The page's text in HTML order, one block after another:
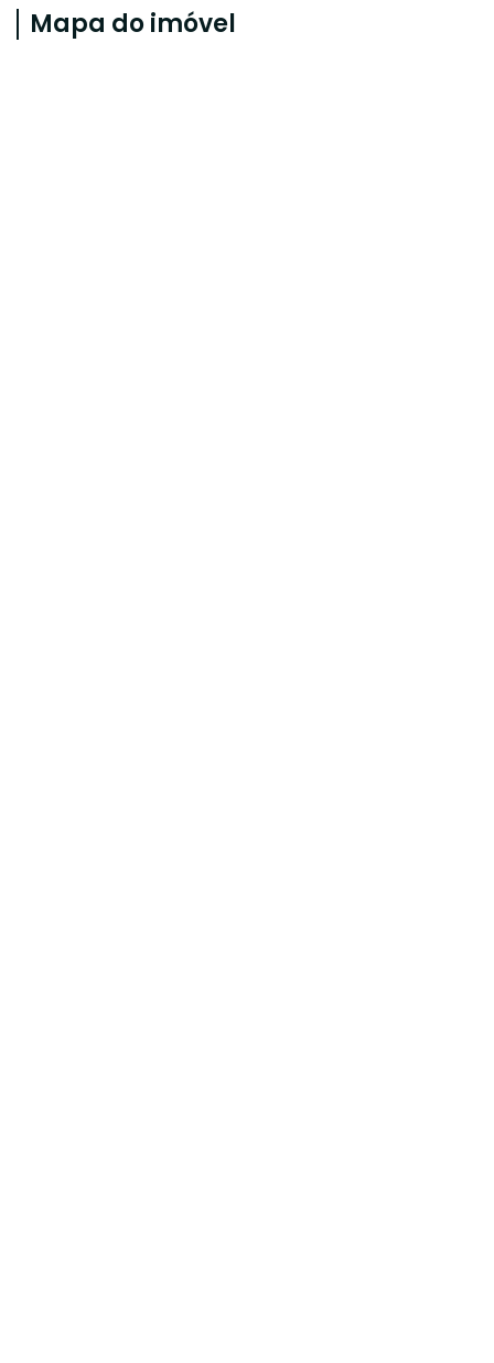
Mapa do imóvel